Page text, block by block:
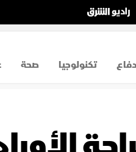
دفاع تكنولوجيا صحة